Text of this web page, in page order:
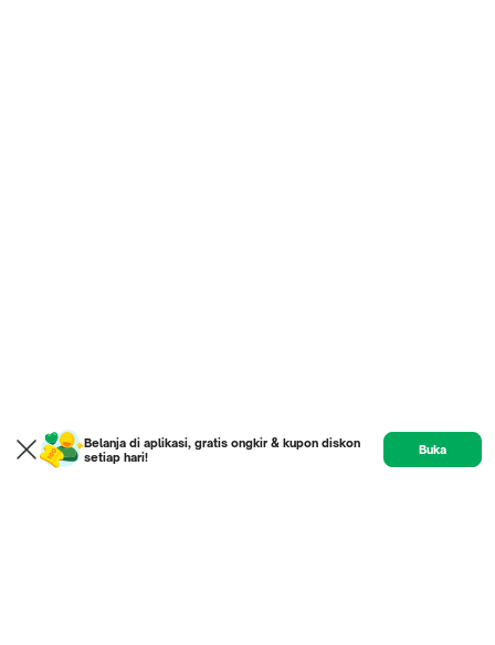
Belanja di aplikasi, gratis ongkir & kupon diskon
setiap hari!
Buka